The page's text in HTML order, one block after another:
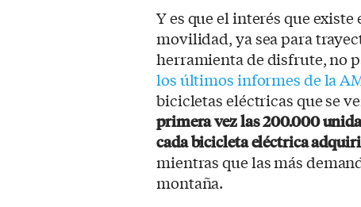
Y es que el interés que
movilidad, ya sea para
herramienta de disfrute, no
los últimos informes de la
bicicletas eléctricas que se
primera vez las 200.000
cada bicicleta eléctrica
mientras que las más
montaña.